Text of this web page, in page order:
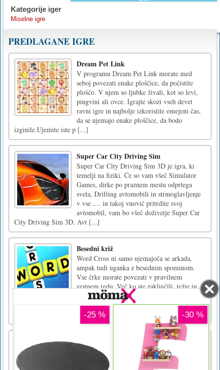
Kategorije iger
Miselne igre
PREDLAGANE IGRE
Dream Pet Link
V programu Dream Pet Link morate med
seboj povezati enake ploščice, da počistite
ploščo. V njem so ljubke živali, kot so levi,
pingvini ali ovce. Igrajte skozi vseh devet
ravni igre in najbolje izkoristite omejeni čas,
da se ujemajo enake ploščice, da bodo
izginile.Ujemite iste p [...]
Super Car City Driving Sim
Super Car City Driving Sim 3D je igra, ki
temelji na fiziki. Če so vam všeč Simulator
Games, dirke po praznem mestu odprtega
sveta, Drifting avtomobili in strmoglavljenje
v vse .... in takoj vnovič pritrdite svoj
avtomobil, vam bo všeč doživetje Super Car
City Driving Sim 3D. Avt [...]
Besedni križ
Word Cross ni samo ujemajoča se arkada,
ampak tudi uganka z besednim spominom.
Vse črke morate povezati v pravilnem
vrstnem redu. Več ko ste zaključili, težje in
bolj zapletene sestavljanke boste srečali.
Zabavajte se Word Cross!Za igranje uporabite
miško ali tapnite zaslon [...]
Sezona lova
Sezona lova - Lovite ali lovite tako preprosto.
Imate lovske nagone, živali so tam, nadgradite